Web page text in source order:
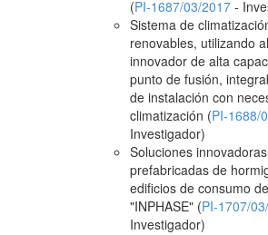
(PI-1687/03/2017-
Sistema de
renovables, utilizando
innovador de alta
punto de fusión,
de instalación con
climatización (PI-1688/
Investigador)
Soluciones
prefabricadas de
edificios de consumo
"INPHASE" (PI-1707/
Investigador)